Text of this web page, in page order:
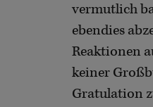
vermutlich
ebendies
Reaktionen
keiner
Gratulation